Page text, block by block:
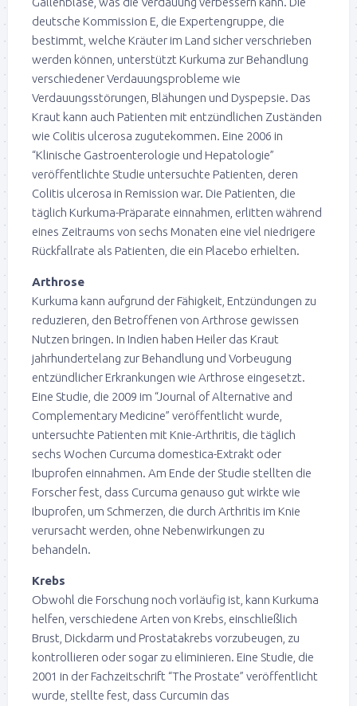
deutsche Kommission E, die Expertengruppe, die
bestimmt, welche Kräuter im Land sicher verschrieben
werden können, unterstützt Kurkuma zur Behandlung
verschiedener Verdauungsprobleme wie
Verdauungsstörungen, Blähungen und Dyspepsie. Das
Kraut kann auch Patienten mit entzündlichen Zuständen
wie Colitis ulcerosa zugutekommen. Eine 2006 in
“Klinische Gastroenterologie und Hepatologie”
veröffentlichte Studie untersuchte Patienten, deren
Colitis ulcerosa in Remission war. Die Patienten, die
täglich Kurkuma-Präparate einnahmen, erlitten während
eines Zeitraums von sechs Monaten eine viel niedrigere
Rückfallrate als Patienten, die ein Placebo erhielten.
Arthrose
Kurkuma kann aufgrund der Fähigkeit, Entzündungen zu
reduzieren, den Betroffenen von Arthrose gewissen
Nutzen bringen. In Indien haben Heiler das Kraut
jahrhundertelang zur Behandlung und Vorbeugung
entzündlicher Erkrankungen wie Arthrose eingesetzt.
Eine Studie, die 2009 im “Journal of Alternative and
Complementary Medicine” veröffentlicht wurde,
untersuchte Patienten mit Knie-Arthritis, die täglich
sechs Wochen Curcuma domestica-Extrakt oder
Ibuprofen einnahmen. Am Ende der Studie stellten die
Forscher fest, dass Curcuma genauso gut wirkte wie
Ibuprofen, um Schmerzen, die durch Arthritis im Knie
verursacht werden, ohne Nebenwirkungen zu
behandeln.
Krebs
Obwohl die Forschung noch vorläufig ist, kann Kurkuma
helfen, verschiedene Arten von Krebs, einschließlich
Brust, Dickdarm und Prostatakrebs vorzubeugen, zu
kontrollieren oder sogar zu eliminieren. Eine Studie, die
2001 in der Fachzeitschrift “The Prostate” veröffentlicht
wurde, stellte fest, dass Curcumin das